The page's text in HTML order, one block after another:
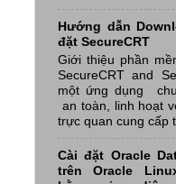
Hướng dẫn
đặt SecureCRT
Giới thiệu phần
SecureCRT and
một ứng dụng
an toàn, linh hoạt
trực quan cung cấp
Cài đặt Oracle
trên Oracle